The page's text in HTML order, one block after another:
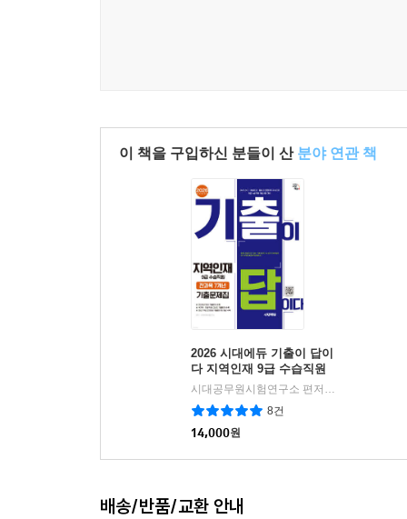
이 책을 구입하신 분들이 산 분야 연관 책
2026 시대에듀 기출이 답이
다 지역인재 9급 수습직원
전과목 7개년 기출문제집 |
8건
14,000원
배송/반품/교환 안내